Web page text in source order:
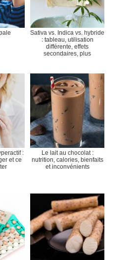
Sativa vs. Indica vs. hybride
: tableau, utilisation
différente, effets
secondaires, plus
:
et ce
Le lait au chocolat :
nutrition, calories, bienfaits
et inconvénients